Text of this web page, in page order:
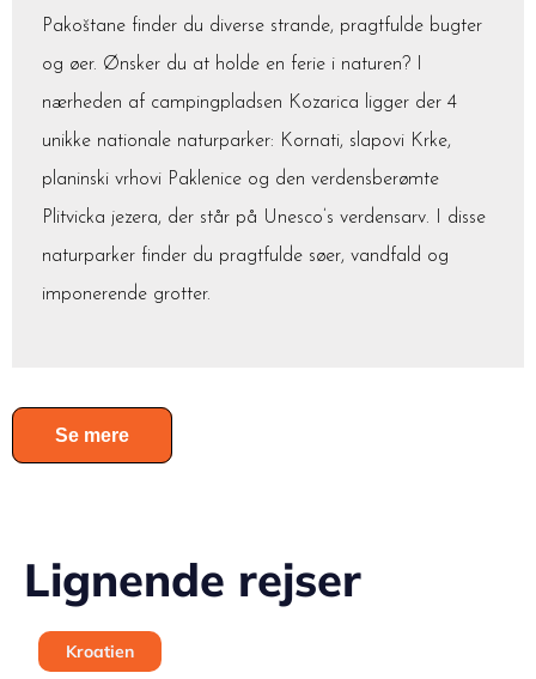
Pakoštane finder du diverse strande, pragtfulde bugter
og øer. Ønsker du at holde en ferie i naturen? I
nærheden af campingpladsen Kozarica ligger der 4
unikke nationale naturparker: Kornati, slapovi Krke,
planinski vrhovi Paklenice og den verdensberømte
Plitvicka jezera, der står på Unesco’s verdensarv. I disse
naturparker finder du pragtfulde søer, vandfald og
imponerende grotter.
Se mere
Lignende rejser
Kroatien